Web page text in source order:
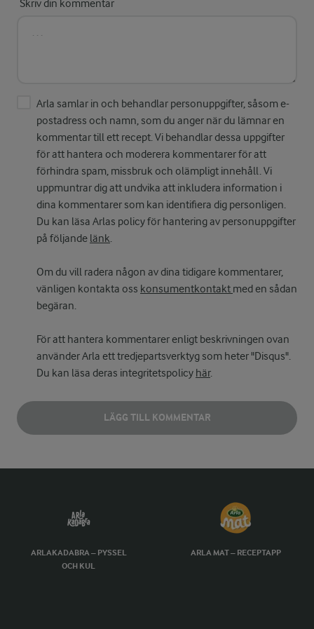
Skriv din kommentar
Arla samlar in och behandlar personuppgifter, såsom e-
postadress och namn, som du anger när du lämnar en
kommentar till ett recept. Vi behandlar dessa uppgifter
för att hantera och moderera kommentarer för att
förhindra spam, missbruk och olämpligt innehåll. Vi
uppmuntrar dig att undvika att inkludera information i
dina kommentarer som kan identifiera dig personligen.
Du kan läsa Arlas policy för hantering av personuppgifter
på följande länk.
Om du vill radera någon av dina tidigare kommentarer,
vänligen kontakta oss konsumentkontakt med en sådan
begäran.
För att hantera kommentarer enligt beskrivningen ovan
använder Arla ett tredjepartsverktyg som heter "Disqus".
Du kan läsa deras integritetspolicy här.
LÄGG TILL KOMMENTAR
ARLAKADABRA – PYSSEL
OCH KUL
ARLA MAT – RECEPTAPP